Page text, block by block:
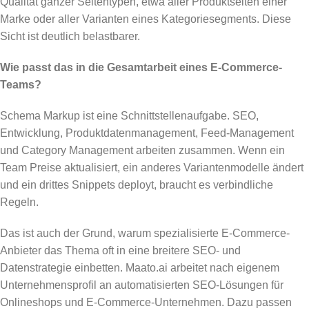
Marke oder aller Varianten eines Kategoriesegments. Diese
Sicht ist deutlich belastbarer.
Wie passt das in die Gesamtarbeit eines E-Commerce-
Teams?
Schema Markup ist eine Schnittstellenaufgabe. SEO,
Entwicklung, Produktdatenmanagement, Feed-Management
und Category Management arbeiten zusammen. Wenn ein
Team Preise aktualisiert, ein anderes Variantenmodelle ändert
und ein drittes Snippets deployt, braucht es verbindliche
Regeln.
Das ist auch der Grund, warum spezialisierte E-Commerce-
Anbieter das Thema oft in eine breitere SEO- und
Datenstrategie einbetten. Maato.ai arbeitet nach eigenem
Unternehmensprofil an automatisierten SEO-Lösungen für
Onlineshops und E-Commerce-Unternehmen. Dazu passen